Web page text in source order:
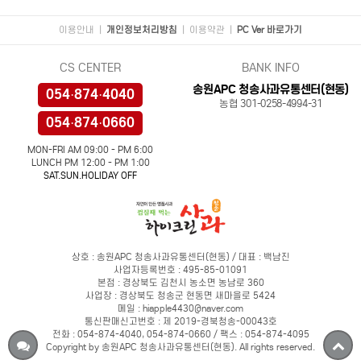
이용안내 개인정보처리방침 이용약관 PC Ver 바로가기
CS CENTER
054·874·4040
054·874·0660
MON-FRI AM 09:00 - PM 6:00
LUNCH PM 12:00 - PM 1:00
SAT.SUN.HOLIDAY OFF
BANK INFO
송원APC 청송사과유통센터(현동)
농협 301-0258-4994-31
상호 : 송원APC 청송사과유통센터(현동) / 대표 : 백남진
사업자등록번호 : 495-85-01091
본점 : 경상북도 김천시 농소면 농남로 360
사업장 : 경상북도 청송군 현동면 새마을로 5424
메일 : hiapple4430@naver.com
통신판매신고번호 : 제 2019-경북청송-00043호
전화 : 054-874-4040, 054-874-0660 / 팩스 : 054-874-4095
Copyright by 송원APC 청송사과유통센터(현동). All rights reserved.